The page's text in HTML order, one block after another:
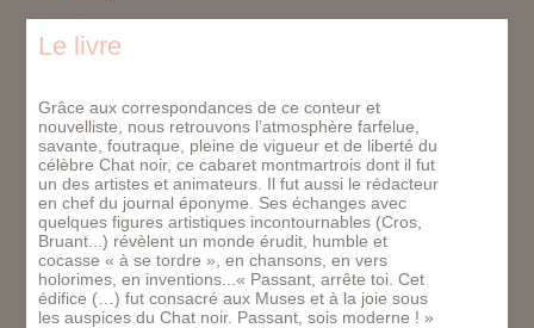
Le livre
Grâce aux correspondances de ce conteur et
nouvelliste, nous retrouvons l’atmosphère farfelue,
savante, foutraque, pleine de vigueur et de liberté du
célèbre Chat noir, ce cabaret montmartrois dont il fut
un des artistes et animateurs. Il fut aussi le rédacteur
en chef du journal éponyme. Ses échanges avec
quelques figures artistiques incontournables (Cros,
Bruant...) révèlent un monde érudit, humble et
cocasse « à se tordre », en chansons, en vers
holorimes, en inventions...« Passant, arrête toi. Cet
édifice (…) fut consacré aux Muses et à la joie sous
les auspices du Chat noir. Passant, sois moderne ! »